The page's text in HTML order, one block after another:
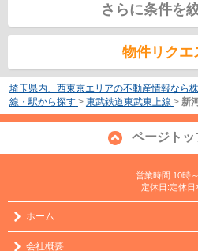
さらに条件を
物件リクエ
埼玉県内、西東京エリアの不動産情報なら
線・駅から探す > 東武鉄道東武東上線 > 新
ページトッ
営業時間:10時
定休日:定休日
ホーム
会社概要